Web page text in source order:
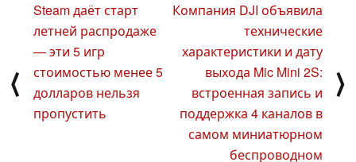
⟨
Steam даёт старт
летней распродаже
— эти 5 игр
стоимостью менее 5
долларов нельзя
пропустить
Компания DJI объявила
технические
характеристики и дату
выхода Mic Mini 2S:
встроенная запись и
поддержка 4 каналов в
самом миниатюрном
беспроводном
⟩